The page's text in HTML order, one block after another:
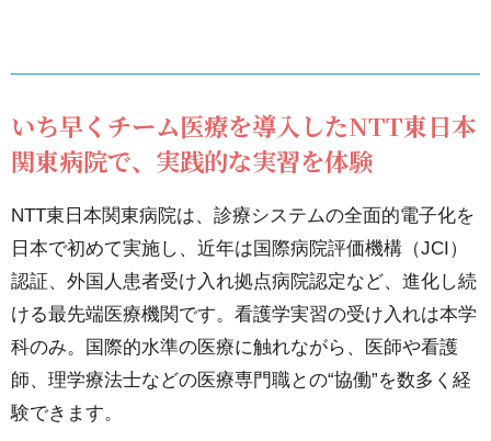
チー
ム医
療を
導入
した
NTT
東日
本関
東病
いち早くチーム医療を導入したNTT東日本
関東病院で、実践的な実習を体験
NTT東日本関東病院は、診療システムの全面的電子化を
日本で初めて実施し、近年は国際病院評価機構（JCI）
認証、外国人患者受け入れ拠点病院認定など、進化し続
ける最先端医療機関です。看護学実習の受け入れは本学
科のみ。国際的水準の医療に触れながら、医師や看護
師、理学療法士などの医療専門職との“協働”を数多く経
験できます。